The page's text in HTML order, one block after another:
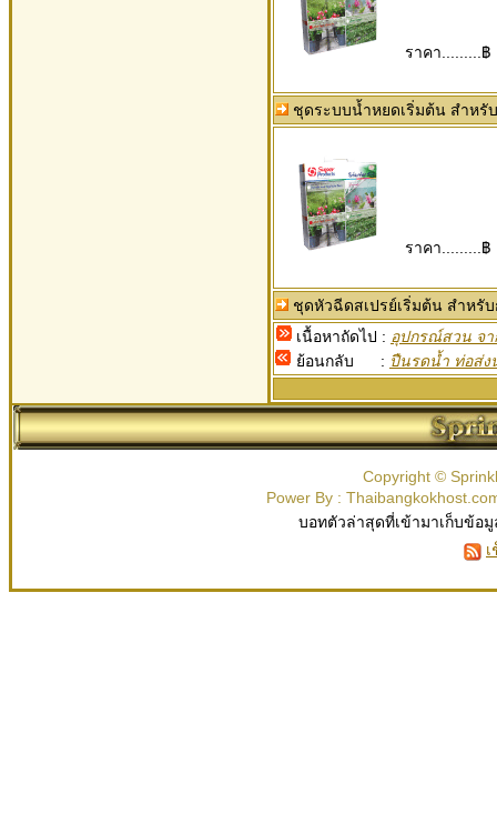
ราคา.........฿
ชุดระบบน้ำหยดเริ่มต้น สำหรั
ราคา.........฿
ชุดหัวฉีดสเปรย์เริ่มต้น สำหรั
เนื้อหาถัดไป : อุปกรณ์สวน จา
ย้อนกลับ : ปืนรดน้ำ ท่อส่ง
Copyright ©
Power By :
บอทตัวล่าสุดที่เข้ามาเก็บข้อ